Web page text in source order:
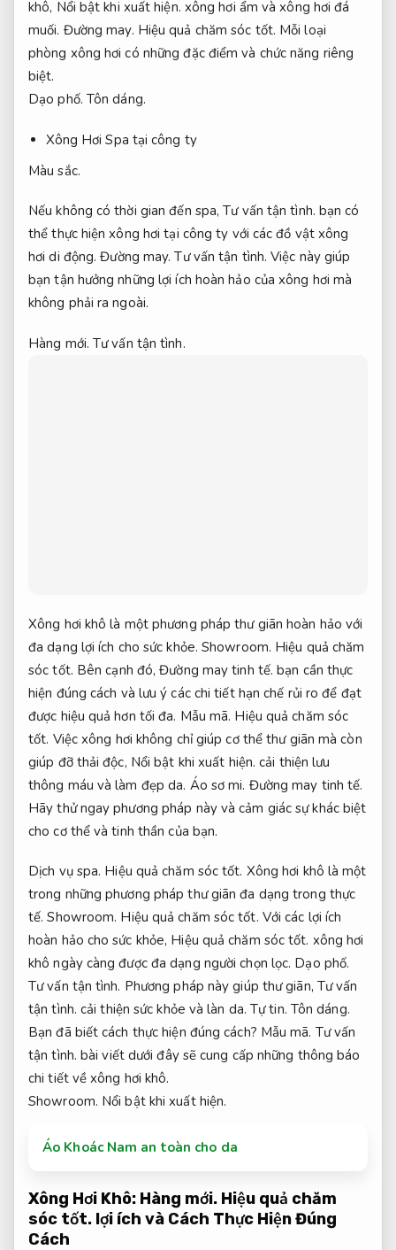
khô, Nổi bật khi xuất hiện. xông hơi ẩm và xông hơi đá
muối. Đường may. Hiệu quả chăm sóc tốt. Mỗi loại
phòng xông hơi có những đặc điểm và chức năng riêng
biệt.
Dạo phố. Tôn dáng.
Xông Hơi Spa tại công ty
Màu sắc.
Nếu không có thời gian đến spa,Tư vấn tận tình. bạn có
thể thực hiện xông hơi tại công ty với các đồ vật xông
hơi di động.Đường may. Tư vấn tận tình. Việc này giúp
bạn tận hưởng những lợi ích hoàn hảo của xông hơi mà
không phải ra ngoài.
Hàng mới. Tư vấn tận tình.
Xông hơi khô là một phương pháp thư giãn hoàn hảo với
đa dạng lợi ích cho sức khỏe.Showroom. Hiệu quả chăm
sóc tốt. Bên cạnh đó,Đường may tinh tế. bạn cần thực
hiện đúng cách và lưu ý các chi tiết hạn chế rủi ro để đạt
được hiệu quả hơn tối đa. Mẫu mã. Hiệu quả chăm sóc
tốt. Việc xông hơi không chỉ giúp cơ thể thư giãn mà còn
giúp đỡ thải độc, Nổi bật khi xuất hiện. cải thiện lưu
thông máu và làm đẹp da. Áo sơ mi. Đường may tinh tế.
Hãy thử ngay phương pháp này và cảm giác sự khác biệt
cho cơ thể và tinh thần của bạn.
Dịch vụ spa. Hiệu quả chăm sóc tốt. Xông hơi khô là một
trong những phương pháp thư giãn đa dạng trong thực
tế.Showroom. Hiệu quả chăm sóc tốt. Với các lợi ích
hoàn hảo cho sức khỏe, Hiệu quả chăm sóc tốt. xông hơi
khô ngày càng được đa dạng người chọn lọc. Dạo phố.
Tư vấn tận tình. Phương pháp này giúp thư giãn, Tư vấn
tận tình. cải thiện sức khỏe và làn da.Tự tin. Tôn dáng.
Bạn đã biết cách thực hiện đúng cách? Mẫu mã. Tư vấn
tận tình. bài viết dưới đây sẽ cung cấp những thông báo
chi tiết về xông hơi khô.
Showroom. Nổi bật khi xuất hiện.
Áo Khoác Nam an toàn cho da
Xông Hơi Khô: Hàng mới. Hiệu quả chăm
sóc tốt. lợi ích và Cách Thực Hiện Đúng
Cách